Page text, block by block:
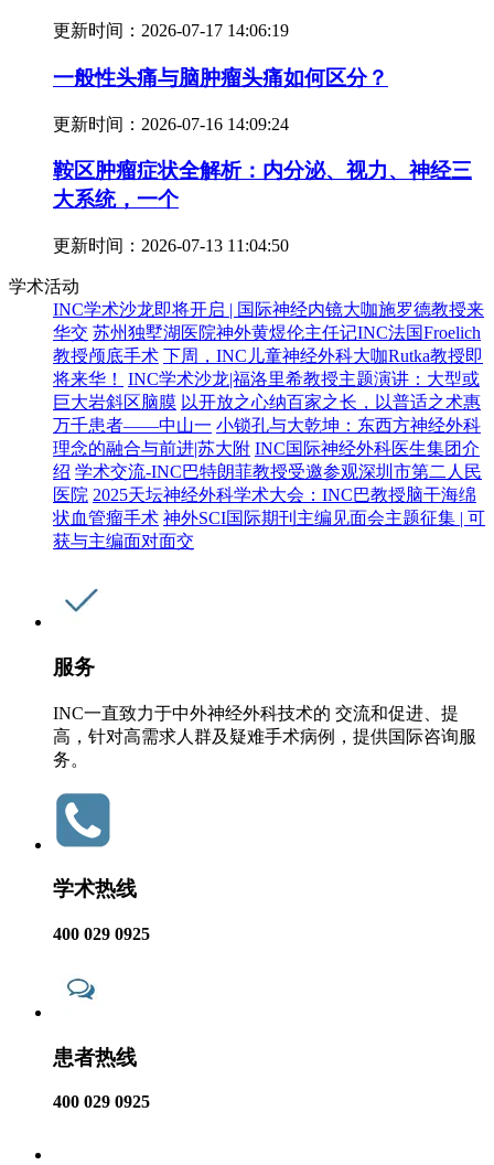
更新时间： 2026-07-17 14:06:19
一般性头痛与脑肿瘤头痛如何区分？
更新时间： 2026-07-16 14:09:24
鞍区肿瘤症状全解析：内分泌、视力、神经三
大系统，一个
更新时间： 2026-07-13 11:04:50
学术活动
INC学术沙龙即将开启 | 国际神经内镜大咖施罗德教授来
华交 苏州独墅湖医院神外黄煜伦主任记INC法国Froelich
教授颅底手术 下周，INC儿童神经外科大咖Rutka教授即
将来华！
INC学术沙龙|福洛里希教授主题演讲：大型或
巨大岩斜区脑膜 以开放之心纳百家之长，以普适之术惠
万千患者——中山一 小锁孔与大乾坤：东西方神经外科
理念的融合与前进|苏大附 INC国际神经外科医生集团介
绍 学术交流-INC巴特朗菲教授受邀参观深圳市第二人民
医院 2025天坛神经外科学术大会：INC巴教授脑干海绵
状血管瘤手术 神外SCI国际期刊主编见面会主题征集 | 可
获与主编面对面交
服务
INC一直致力于中外神经外科技术的 交流和促进、提
高，针对高需求人群及疑难手术病例，提供国际咨询服
务。
学术热线
400 029 0925
患者热线
400 029 0925